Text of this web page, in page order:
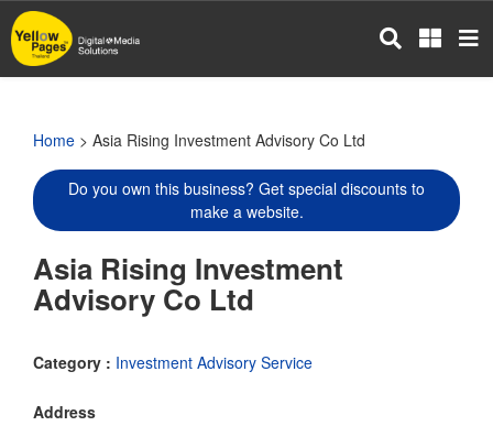
Skip
to
main
Home > Asia Rising Investment Advisory Co Ltd
Do you own this business? Get special discounts to
make a website.
Asia Rising Investment
Advisory Co Ltd
Category : Investment Advisory Service
Address